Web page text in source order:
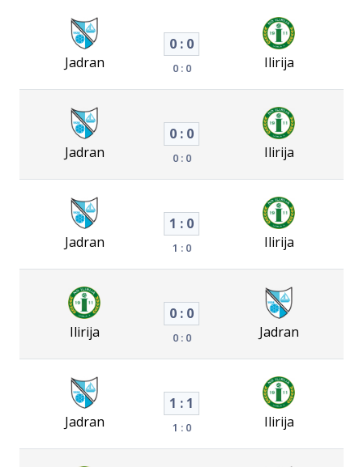
Jadran
0 : 0
0 : 0 Ilirija
Jadran
0 : 0
0 : 0 Ilirija
Jadran
1 : 0
1 : 0 Ilirija
Ilirija
0 : 0
0 : 0 Jadran
Jadran
1 : 1
1 : 0 Ilirija